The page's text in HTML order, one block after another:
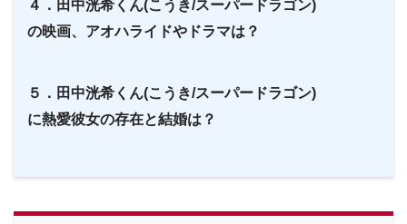
４．田中洸希くん(こうき/スーパードラゴン)
の映画、アオハライドやドラマは？
５．田中洸希くん(こうき/スーパードラゴン)
に熱愛彼女の存在と結婚は？